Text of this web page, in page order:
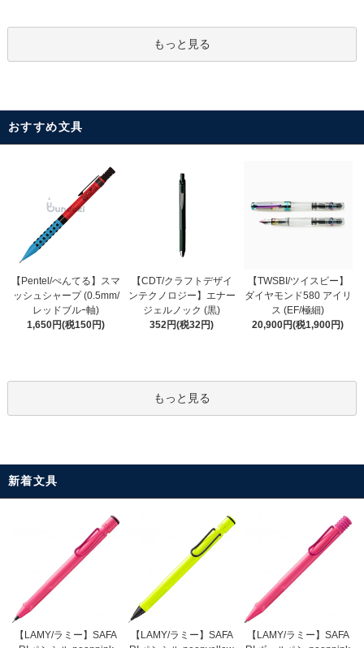
もっと見る
おすすめ文具
【Pentel/ぺんてる】スマ
ッシュシャープ (0.5mm/
レッドブルｰ軸)
1,650円(税150円)
【CDT/クラフトデザイ
ンテクノロジー】エナー
ジェルノック (黒)
352円(税32円)
【TWSBI/ツイスビー】
ダイヤモンド580 アイリ
ス (EF/極細)
20,900円(税1,900円)
もっと見る
新着文具
【LAMY/ラミー】SAFA
【LAMY/ラミー】SAFA
【LAMY/ラミー】SAFA